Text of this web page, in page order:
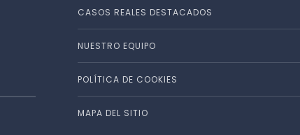
CASOS REALES DESTACADOS
NUESTRO EQUIPO
POLÍTICA DE COOKIES
MAPA DEL SITIO